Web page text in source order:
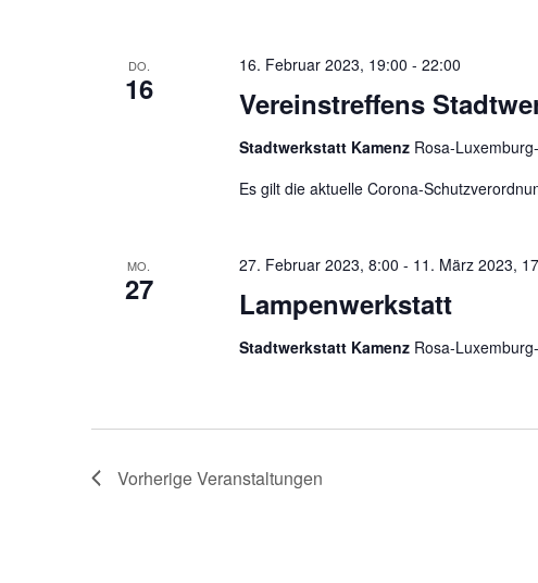
DO.
16 Vereinstreffens
16. Februar 2023, 19:00 - 22:00
Stadtwerkstatt Kamenz Rosa-
Es gilt die aktuelle Corona-
MO.
27 Lampenwerkstatt
27. Februar 2023, 8:00 - 11. März 2023,
Stadtwerkstatt Kamenz Rosa-
VorherigeVeranstaltungen